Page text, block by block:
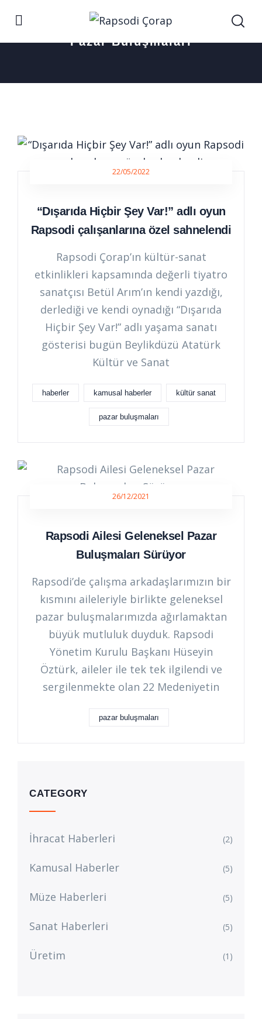
Pazar Buluşmaları
22/05/2022
“Dışarıda Hiçbir Şey Var!” adlı oyun
Rapsodi çalışanlarına özel sahnelendi
Rapsodi Çorap’ın kültür-sanat
etkinlikleri kapsamında değerli tiyatro
sanatçısı Betül Arım’ın kendi yazdığı,
derlediği ve kendi oynadığı “Dışarıda
Hiçbir Şey Var!” adlı yaşama sanatı
gösterisi bugün Beylikdüzü Atatürk
Kültür ve Sanat
haberler kamusal haberler kültür sanat
pazar buluşmaları
26/12/2021
Rapsodi Ailesi Geleneksel Pazar
Buluşmaları Sürüyor
Rapsodi’de çalışma arkadaşlarımızın bir
kısmını aileleriyle birlikte geleneksel
pazar buluşmalarımızda ağırlamaktan
büyük mutluluk duyduk. Rapsodi
Yönetim Kurulu Başkanı Hüseyin
Öztürk, aileler ile tek tek ilgilendi ve
sergilenmekte olan 22 Medeniyetin
pazar buluşmaları
CATEGORY
İhracat Haberleri (2)
Kamusal Haberler (5)
Müze Haberleri (5)
Sanat Haberleri (5)
Üretim (1)